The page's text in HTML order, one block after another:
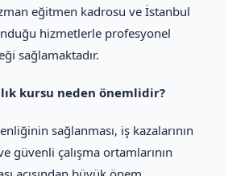
eğitmen kadrosu ve İstanbul
hizmetlerle profesyonel
sağlamaktadır.
kursu neden önemlidir?
sağlanması, iş kazalarının
güvenli çalışma ortamlarının